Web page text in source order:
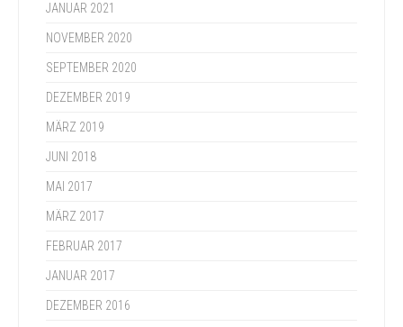
JANUAR 2021
NOVEMBER 2020
SEPTEMBER 2020
DEZEMBER 2019
MÄRZ 2019
JUNI 2018
MAI 2017
MÄRZ 2017
FEBRUAR 2017
JANUAR 2017
DEZEMBER 2016